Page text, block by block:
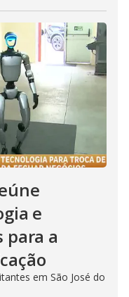
e
para a
em São José do